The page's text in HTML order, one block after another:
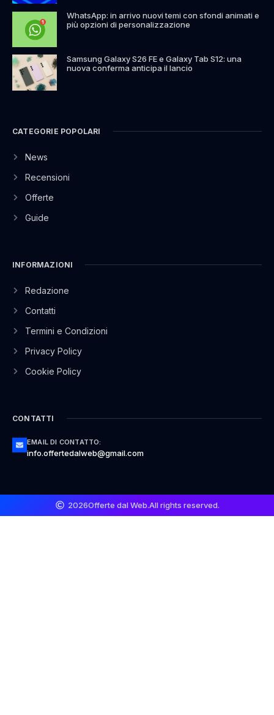
WhatsApp: in arrivo nuovi temi con sfondi animati e
più opzioni di personalizzazione
Samsung Galaxy S26 FE e Galaxy Tab S12: una
nuova conferma anticipa il lancio
CATEGORIE POPOLARI
News
Recensioni
Offerte
Guide
INFORMAZIONI
Redazione
Contatti
Termini e Condizioni
Privacy Policy
Cookie Policy
CONTATTI
EMAIL DI CONTATTO:
info.offertedalweb@gmail.com
2026Offerte dal Web.All rights reserved.